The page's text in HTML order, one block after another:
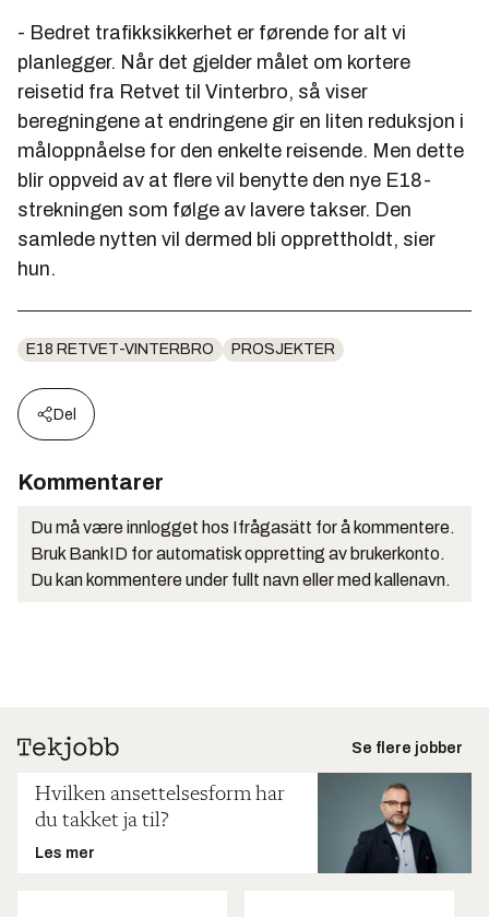
- Bedret trafikksikkerhet er førende for alt vi
planlegger. Når det gjelder målet om kortere
reisetid fra Retvet til Vinterbro, så viser
beregningene at endringene gir en liten reduksjon i
måloppnåelse for den enkelte reisende. Men dette
blir oppveid av at flere vil benytte den nye E18-
strekningen som følge av lavere takser. Den
samlede nytten vil dermed bli opprettholdt, sier
hun.
E18 RETVET-VINTERBRO PROSJEKTER
Del
Kommentarer
Du må være innlogget hos Ifrågasätt for å kommentere.
Bruk BankID for automatisk oppretting av brukerkonto.
Du kan kommentere under fullt navn eller med kallenavn.
Se flere jobber
Hvilken ansettelsesform har
du takket ja til?
Les mer